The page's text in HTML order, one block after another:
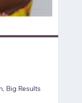
Big Results